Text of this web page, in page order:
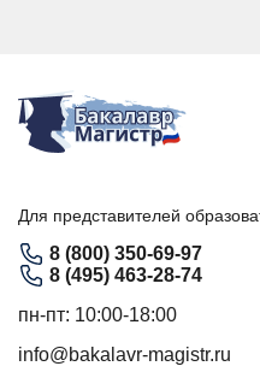
Для представителей
8 (800) 350-69-97
8 (495) 463-28-74
пн-пт: 10:00-18:00
info@bakalavr-magistr.ru